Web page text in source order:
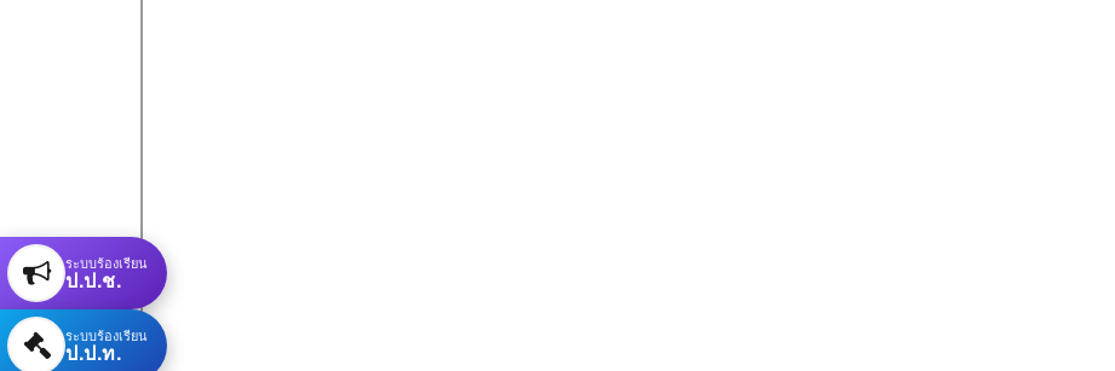
ระบบร้องเรียน
ป.ป.ช.
ระบบร้องเรียน
ป.ป.ท.